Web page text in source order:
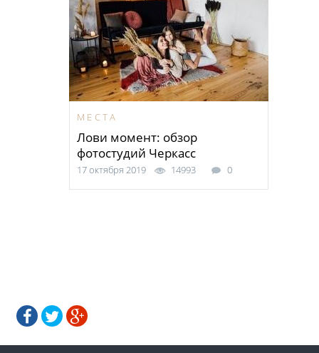
МЕСТА
Лови момент: обзор
фотостудий Черкасс
17 октября 2019 14993 0